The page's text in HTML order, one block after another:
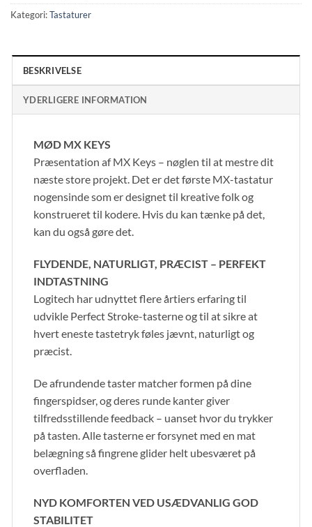
Kategori:Tastaturer
BESKRIVELSE
YDERLIGERE INFORMATION
MØD MX KEYS
Præsentation af MX Keys – nøglen til at mestre dit
næste store projekt. Det er det første MX-tastatur
nogensinde som er designet til kreative folk og
konstrueret til kodere. Hvis du kan tænke på det,
kan du også gøre det.
FLYDENDE, NATURLIGT, PRÆCIST – PERFEKT
INDTASTNING
Logitech har udnyttet flere årtiers erfaring til
udvikle Perfect Stroke-tasterne og til at sikre at
hvert eneste tastetryk føles jævnt, naturligt og
præcist.
De afrundende taster matcher formen på dine
fingerspidser, og deres runde kanter giver
tilfredsstillende feedback – uanset hvor du trykker
på tasten. Alle tasterne er forsynet med en mat
belægning så fingrene glider helt ubesværet på
overfladen.
NYD KOMFORTEN VED USÆDVANLIG GOD
STABILITET